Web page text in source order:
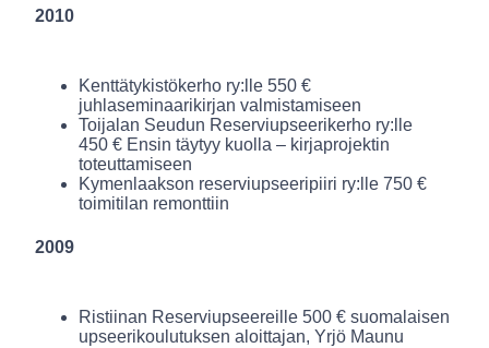
2010
Kenttätykistökerho ry:lle 550 €
juhlaseminaarikirjan valmistamiseen
Toijalan Seudun Reserviupseerikerho ry:lle
450 € Ensin täytyy kuolla – kirjaprojektin
toteuttamiseen
Kymenlaakson reserviupseeripiiri ry:lle 750 €
toimitilan remonttiin
2009
Ristiinan Reserviupseereille 500 € suomalaisen
upseerikoulutuksen aloittajan, Yrjö Maunu